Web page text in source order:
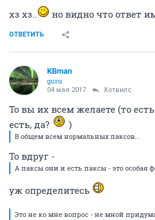
хз хз.. но видно что ответ
ОТВЕТИТЬ
KBman
guru
04 мая 2017 Хотвилс
То вы их всем желаете (то
есть, да?
)
В общем всем нормальных паксов...
То вдруг -
А паксы они и есть паксы - это особая
уж определитесь
Это не ко мне вопрос - не мной